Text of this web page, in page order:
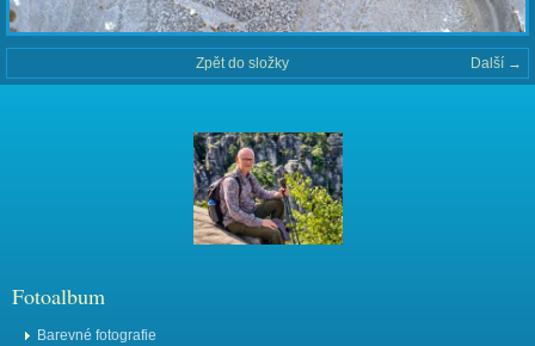
Další →
Zpět do složky
Fotoalbum
Barevné fotografie